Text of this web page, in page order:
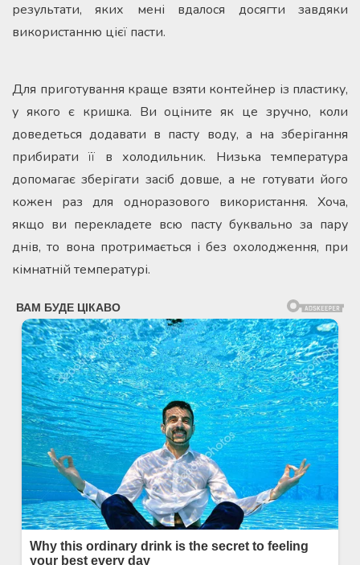
результати, яких мені вдалося досягти завдяки
використанню цієї пасти.
Для приготування краще взяти контейнер із пластику,
у якого є кришка. Ви оціните як це зручно, коли
доведеться додавати в пасту воду, а на зберігання
прибирати її в холодильник. Низька температура
допомагає зберігати засіб довше, а не готувати його
кожен раз для одноразового використання. Хоча,
якщо ви перекладете всю пасту буквально за пару
днів, то вона протримається і без охолодження, при
кімнатній температурі.